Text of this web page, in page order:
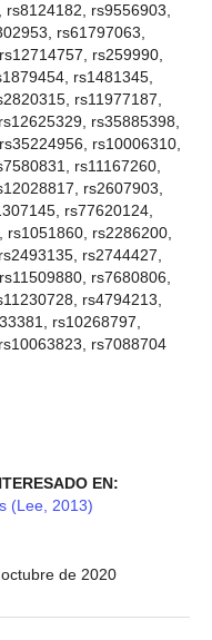
rs9556903,
rs61797063,
rs259990,
rs1481345,
rs11977187,
rs35885398,
rs10006310,
rs11167260,
rs2607903,
rs77620124,
rs2286200,
rs2744427,
rs7680806,
rs4794213,
rs10268797,
rs7088704
EN:
(Lee, 2013)
de 2020